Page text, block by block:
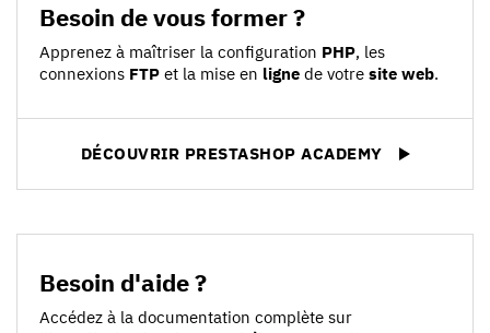
Besoin de vous former ?
Apprenez à maîtriser la configuration PHP, les
connexions FTP et la mise en ligne de votre site web.
DÉCOUVRIR PRESTASHOP ACADEMY
Besoin d'aide ?
Accédez à la documentation complète sur